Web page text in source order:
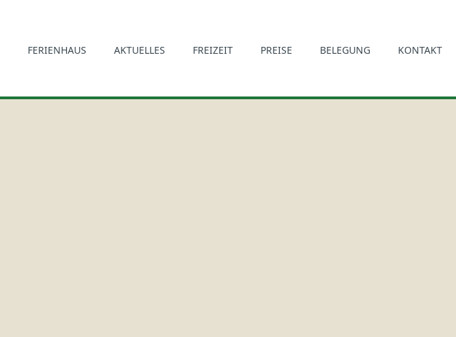
FERIENHAUS AKTUELLES FREIZEIT PREISE BELEGUNG KONTAKT